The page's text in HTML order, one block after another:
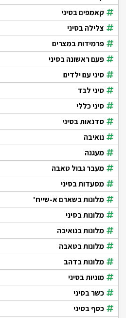
קאמפים בסיני
צלילה בסיני
פרמידות במצרים
פעם ראשונה בסיני
סיני עם ילדים
סיני לבד
סיני כללי
סדנאות בסיני
נואיבה
מעגנה
מעבר גבול טאבה
מסעדות בסיני
מלונות בשארם א-שייח'
מלונות בסיני
מלונות בנואיבה
מלונות בטאבה
מלונות בדהב
מוניות בסיני
כשר בסיני
כסף בסיני